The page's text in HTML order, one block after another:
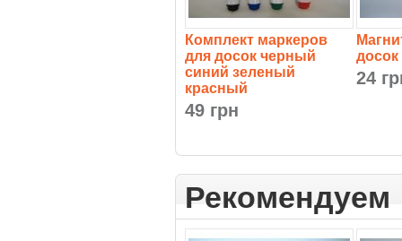
Комплект маркеров
для досок черный
синий зеленый
красный
49 грн
24
Рекомендуем